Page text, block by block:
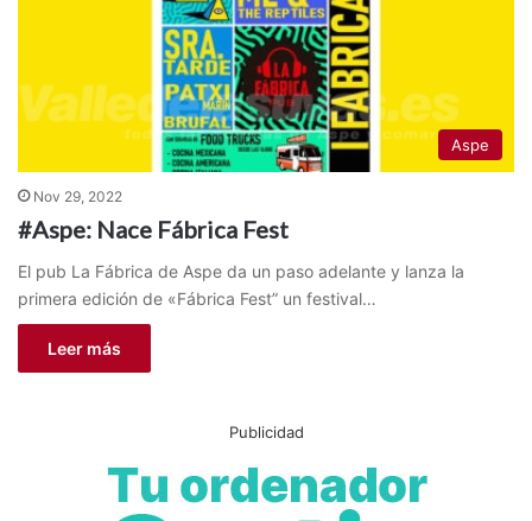
Aspe
Nov 29, 2022
#Aspe: Nace Fábrica Fest
El pub La Fábrica de Aspe da un paso adelante y lanza la
primera edición de «Fábrica Fest” un festival…
Leer más
Publicidad